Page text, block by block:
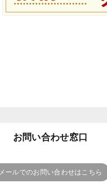
お問い合わせ窓口
メールでのお問い合わせはこちら